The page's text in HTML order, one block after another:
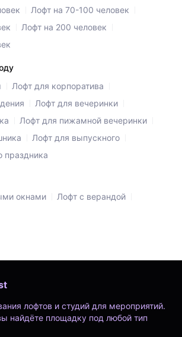
Лофт на 70-100 человек
Лофт на 200 человек
Лофт для корпоратива
Лофт для вечеринки
Лофт для пижамной вечеринки
Лофт для выпускного
праздника
окнами
Лофт с верандой
лофтов и студий для мероприятий.
найдёте площадку под любой тип